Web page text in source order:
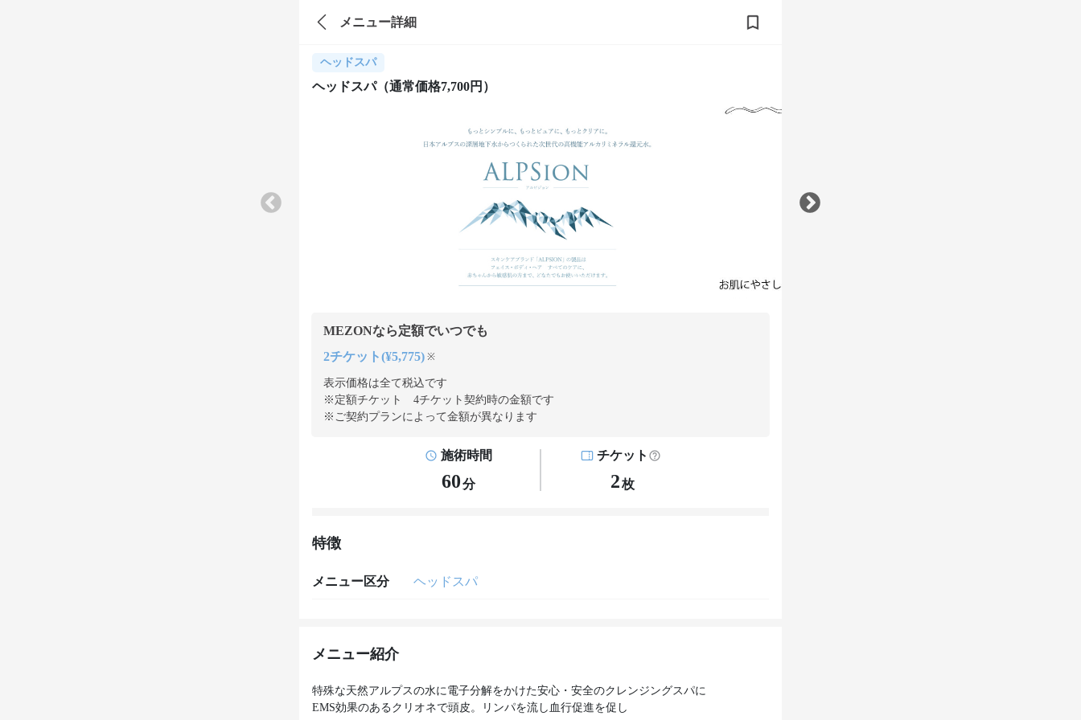
メニュー詳細
ヘッドスパ
ヘッドスパ（通常価格7,700円）
MEZONなら定額でいつでも
2チケット(¥5,775) ※
表示価格は全て税込です
※定額チケット 4チケット契約時の金額です
※ご契約プランによって金額が異なります
施術時間
60分
チケット
2枚
特徴
メニュー区分 ヘッドスパ
メニュー紹介
特殊な天然アルプスの水に電子分解をかけた安心・安全のクレンジングスパに
EMS効果のあるクリオネで頭皮。リンパを流し血行促進を促し